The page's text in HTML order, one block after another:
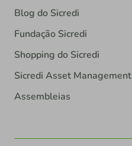
Blog do Sicredi
Fundação Sicredi
Shopping do Sicredi
Sicredi Asset Management
Assembleias